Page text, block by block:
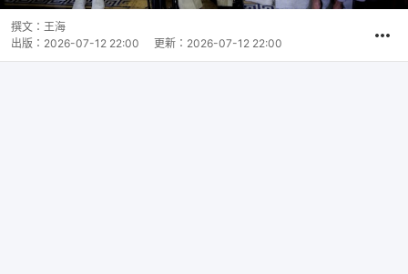
撰文： 王海
出版： 2026-07-12 22:00 更新： 2026-07-12 22:00